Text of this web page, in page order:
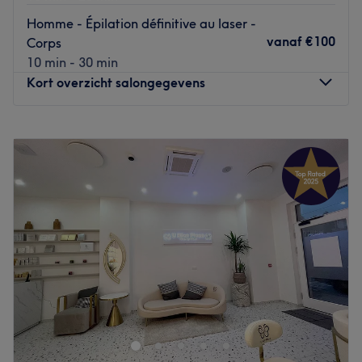
Homme - Épilation définitive au laser -
Corps
10 min - 30 min
vanaf €100
Kort overzicht salongegevens
Dinsdag
18:30
09:00
18:30
Donderdag
–18:30
Vrijdag
09:00
18:30
Zaterdag
18:30
Zondag
Gesloten
Bienvenue chez Beauty Marga, un institut de beauté
installé à Bruxelles, dans le quartier d'Uccle, près de la
place Léon Vanderkindere. L’établissement vous propose
une gamme de prestation pour embellir vos ongles, mais